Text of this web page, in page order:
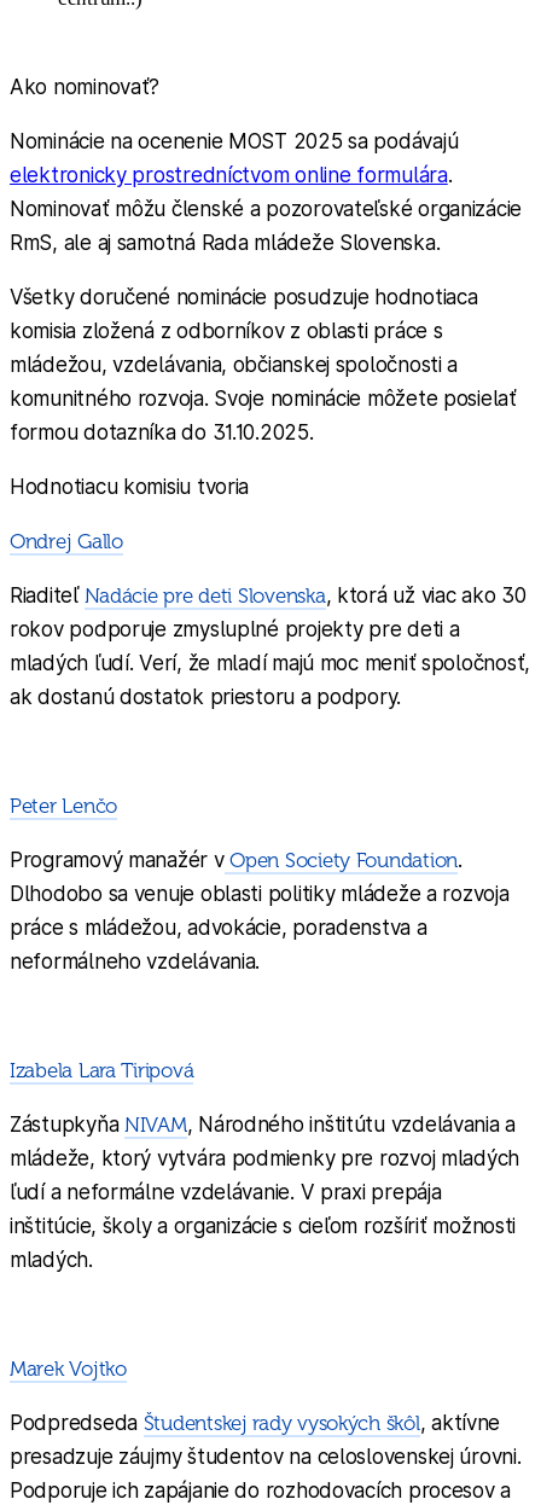
Ako nominovať?
Nominácie na ocenenie MOST 2025 sa podávajú
elektronicky prostredníctvom online formulára.
Nominovať môžu členské a pozorovateľské organizácie
RmS, ale aj samotná Rada mládeže Slovenska.
Všetky doručené nominácie posudzuje hodnotiaca
komisia zložená z odborníkov z oblasti práce s
mládežou, vzdelávania, občianskej spoločnosti a
komunitného rozvoja. Svoje nominácie môžete posielať
formou dotazníka do 31.10.2025.
Hodnotiacu komisiu tvoria
Ondrej Gallo
Riaditeľ Nadácie pre deti Slovenska, ktorá už viac ako 30
rokov podporuje zmysluplné projekty pre deti a
mladých ľudí. Verí, že mladí majú moc meniť spoločnosť,
ak dostanú dostatok priestoru a podpory.
Peter Lenčo
Programový manažér vOpen Society Foundation.
Dlhodobo sa venuje oblasti politiky mládeže a rozvoja
práce s mládežou, advokácie, poradenstva a
neformálneho vzdelávania.
Izabela Lara Tiripová
ZástupkyňaNIVAM, Národného inštitútu vzdelávania a
mládeže, ktorý vytvára podmienky pre rozvoj mladých
ľudí a neformálne vzdelávanie. V praxi prepája
inštitúcie, školy a organizácie s cieľom rozšíriť možnosti
mladých.
Marek Vojtko
Podpredseda Študentskej rady vysokých škôl, aktívne
presadzuje záujmy študentov na celoslovenskej úrovni.
Podporuje ich zapájanie do rozhodovacích procesov a